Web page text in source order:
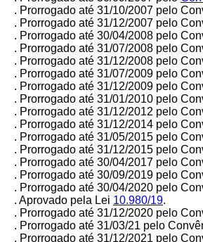
. Prorrogado até 31/10/2007 pelo
. Prorrogado até 31/12/2007 pelo
. Prorrogado até 30/04/2008 pelo
. Prorrogado até 31/07/2008 pelo
. Prorrogado até 31/12/2008 pelo
. Prorrogado até 31/07/2009 pelo
. Prorrogado até 31/12/2009 pelo
. Prorrogado até 31/01/2010 pelo
. Prorrogado até 31/12/2012 pelo
. Prorrogado até 31/12/2014 pelo
. Prorrogado até 31/05/2015 pelo
. Prorrogado até 31/12/2015 pelo
. Prorrogado até 30/04/2017 pelo
. Prorrogado até 30/09/2019 pelo
. Prorrogado até 30/04/2020 pelo
. Aprovado pela Lei 10.980/19.
. Prorrogado até 31/12/2020 pelo
. Prorrogado até 31/03/21 pelo
. Prorrogado até 31/12/2021 pelo